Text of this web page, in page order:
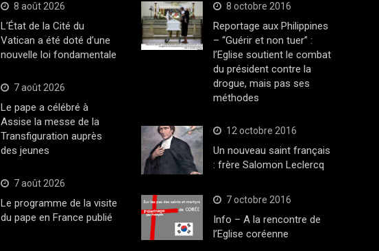
8 août 2026
L’État de la Cité du
Vatican a été doté d’une
nouvelle loi fondamentale
7 août 2026
Le pape a célébré à
Assise la messe de la
Transfiguration auprès
des jeunes
7 août 2026
Le programme de la visite
du pape en France publié
8 octobre 2016
Reportage aux Philippines
– “Guérir et non tuer” :
l’Eglise soutient le combat
du président contre la
drogue, mais pas ses
méthodes
12 octobre 2016
Un nouveau saint français
: frère Salomon Leclercq
7 octobre 2016
Info – A la rencontre de
l’Eglise coréenne